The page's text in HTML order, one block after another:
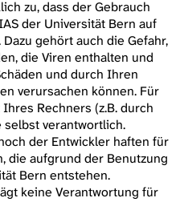
zu, dass der Gebrauch
der Universität Bern auf
gehört auch die Gefahr,
die Viren enthalten und
und durch Ihren
verursachen können. Für
Rechners (z.B. durch
selbst verantwortlich.
der Entwickler haften für
die aufgrund der Benutzung
Bern entstehen.
keine Verantwortung für